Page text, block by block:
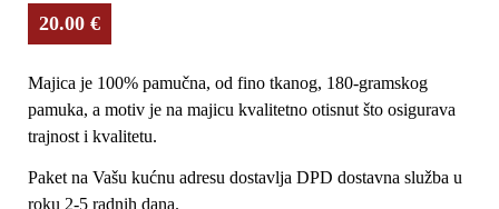
20.00 €
Majica je 100% pamučna, od fino tkanog, 180-gramskog
pamuka, a motiv je na majicu kvalitetno otisnut što osigurava
trajnost i kvalitetu.
Paket na Vašu kućnu adresu dostavlja DPD dostavna služba u
roku 2-5 radnih dana.